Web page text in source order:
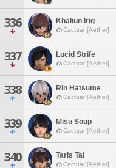
336 Khaliun Iriq
Cactuar [Aether]
337 Lucid Strife
Cactuar [Aether]
338 Rin Hatsume
Cactuar [Aether]
339 Misu Soup
Cactuar [Aether]
340 Taris Tai
Cactuar [Aether]